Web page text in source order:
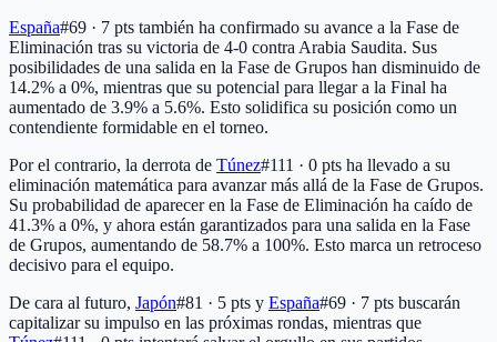
España#69 · 7 pts también ha confirmado su avance a la Fase de
Eliminación tras su victoria de 4-0 contra Arabia Saudita. Sus
posibilidades de una salida en la Fase de Grupos han disminuido de
14.2% a 0%, mientras que su potencial para llegar a la Final ha
aumentado de 3.9% a 5.6%. Esto solidifica su posición como un
contendiente formidable en el torneo.
Por el contrario, la derrota de Túnez#111 · 0 pts ha llevado a su
eliminación matemática para avanzar más allá de la Fase de Grupos.
Su probabilidad de aparecer en la Fase de Eliminación ha caído de
41.3% a 0%, y ahora están garantizados para una salida en la Fase
de Grupos, aumentando de 58.7% a 100%. Esto marca un retroceso
decisivo para el equipo.
De cara al futuro, Japón#81 · 5 pts y España#69 · 7 pts buscarán
capitalizar su impulso en las próximas rondas, mientras que